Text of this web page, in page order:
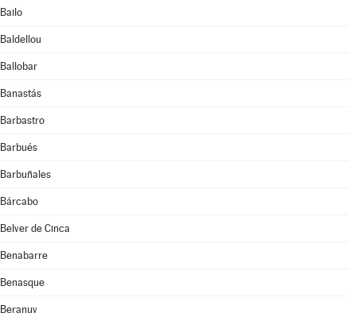
Bailo
Baldellou
Ballobar
Banastás
Barbastro
Barbués
Barbuñales
Bárcabo
Belver de Cinca
Benabarre
Benasque
Beranuy